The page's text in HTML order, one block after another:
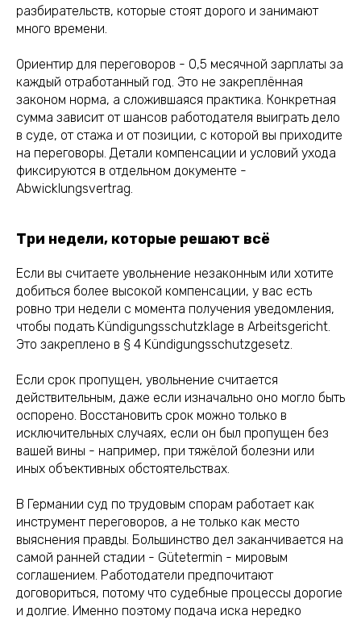
разбирательств, которые стоят дорого и занимают
много времени.
Ориентир для переговоров - 0,5 месячной зарплаты за
каждый отработанный год. Это не закреплённая
законом норма, а сложившаяся практика. Конкретная
сумма зависит от шансов работодателя выиграть дело
в суде, от стажа и от позиции, с которой вы приходите
на переговоры. Детали компенсации и условий ухода
фиксируются в отдельном документе -
Abwicklungsvertrag.
Три недели, которые решают всё
Если вы считаете увольнение незаконным или хотите
добиться более высокой компенсации, у вас есть
ровно три недели с момента получения уведомления,
чтобы подать Kündigungsschutzklage в Arbeitsgericht.
Это закреплено в § 4 Kündigungsschutzgesetz.
Если срок пропущен, увольнение считается
действительным, даже если изначально оно могло быть
оспорено. Восстановить срок можно только в
исключительных случаях, если он был пропущен без
вашей вины - например, при тяжёлой болезни или
иных объективных обстоятельствах.
В Германии суд по трудовым спорам работает как
инструмент переговоров, а не только как место
выяснения правды. Большинство дел заканчивается на
самой ранней стадии - Gütetermin - мировым
соглашением. Работодатели предпочитают
договориться, потому что судебные процессы дорогие
и долгие. Именно поэтому подача иска нередко